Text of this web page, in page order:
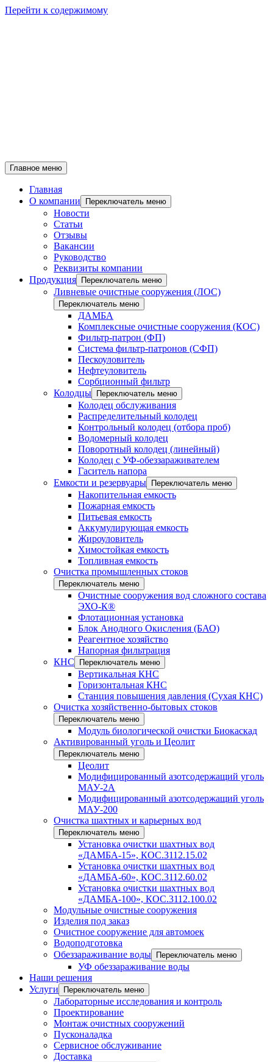
Перейти к содержимому
Главное меню
Главная
О компании
Переключатель меню
Новости
Статьи
Отзывы
Вакансии
Руководство
Реквизиты компании
Продукция
Переключатель меню
Ливневые очистные сооружения (ЛОС)
Переключатель меню
ДАМБА
Комплексные очистные сооружения (КОС)
Фильтр-патрон (ФП)
Система фильтр-патронов (СФП)
Пескоуловитель
Нефтеуловитель
Сорбционный фильтр
Колодцы
Переключатель меню
Колодец обслуживания
Распределительный колодец
Контрольный колодец (отбора проб)
Водомерный колодец
Поворотный колодец (линейный)
Колодец с УФ-обеззараживателем
Гаситель напора
Емкости и резервуары
Переключатель меню
Накопительная емкость
Пожарная емкость
Питьевая емкость
Аккумулирующая емкость
Жироуловитель
Химостойкая емкость
Топливная емкость
Очистка промышленных стоков
Переключатель меню
Очистные сооружения вод сложного состава
ЭХО-К®
Флотационная установка
Блок Анодного Окисления (БАО)
Реагентное хозяйство
Напорная фильтрация
КНС
Переключатель меню
Вертикальная КНС
Горизонтальная КНС
Станция повышения давления (Сухая КНС)
Очистка хозяйственно-бытовых стоков
Переключатель меню
Модуль биологической очистки Биокаскад
Активированный уголь и Цеолит
Переключатель меню
Цеолит
Модифицированный азотсодержащий уголь
МАУ-2А
Модифицированный азотсодержащий уголь
МАУ-200
Очистка шахтных и карьерных вод
Переключатель меню
Установка очистки шахтных вод
«ДАМБА-15», КОС.3112.15.02
Установка очистки шахтных вод
«ДАМБА-60», КОС.3112.60.02
Установка очистки шахтных вод
«ДАМБА-100», КОС.3112.100.02
Модульные очистные сооружения
Изделия под заказ
Очистное сооружение для автомоек
Водоподготовка
Обеззараживание воды
Переключатель меню
УФ обеззараживание воды
Наши решения
Услуги
Переключатель меню
Лабораторные исследования и контроль
Проектирование
Монтаж очистных сооружений
Пусконаладка
Сервисное обслуживание
Доставка